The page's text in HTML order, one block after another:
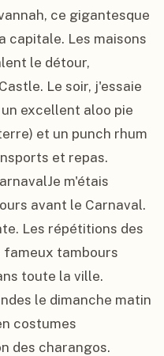
ce gigantesque
capitale. Les maisons
le détour,
Le soir, j'essaie
excellent aloo pie
et un punch rhum
et repas.
m'étais
avant le Carnaval.
Les répétitions des
fameux tambours
toute la ville.
le dimanche matin
costumes
des charangos.